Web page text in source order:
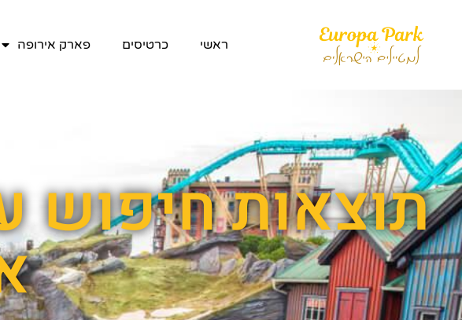
ראשי כרטיסים פארק אירופה
תוצאות חיפוש